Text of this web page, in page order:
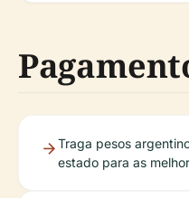
Traga pesos
estado para as